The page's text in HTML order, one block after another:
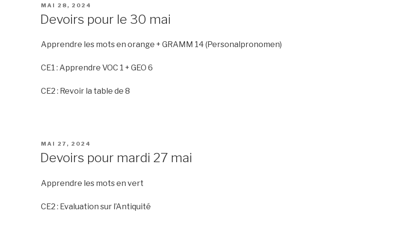
PUBLIÉ
MAI 28, 2024
Devoirs pour le 30 mai
Apprendre les mots en orange + GRAMM 14 (Personalpronomen)
CE1 : Apprendre VOC 1 + GEO 6
CE2 : Revoir la table de 8
PUBLIÉ
MAI 27, 2024
Devoirs pour mardi 27 mai
Apprendre les mots en vert
CE2 : Evaluation sur l’Antiquité